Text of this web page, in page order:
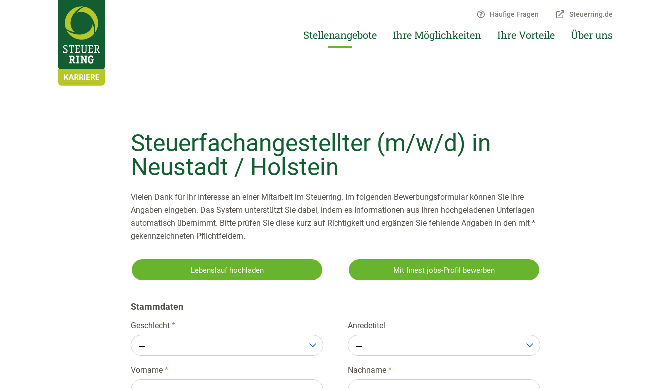
Stellenangebote Ihre Möglichkeiten Ihre Vorteile Über uns
Häufige Fragen Steuerring.de
Steuerfachangestellter (m/w/d) in
Neustadt / Holstein
Vielen Dank für Ihr Interesse an einer Mitarbeit im Steuerring. Im folgenden Bewerbungsformular können Sie Ihre
Angaben eingeben. Das System unterstützt Sie dabei, indem es Informationen aus Ihren hochgeladenen Unterlagen
automatisch übernimmt. Bitte prüfen Sie diese kurz auf Richtigkeit und ergänzen Sie fehlende Angaben in den mit *
gekennzeichneten Pflichtfeldern.
Lebenslauf hochladen Mit finest jobs-Profil bewerben
Stammdaten
Geschlecht*
---
Anredetitel
---
Vorname* Nachname*